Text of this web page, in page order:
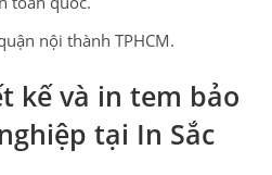
nội thành TPHCM.
kế và in tem bảo
tại In Sắc